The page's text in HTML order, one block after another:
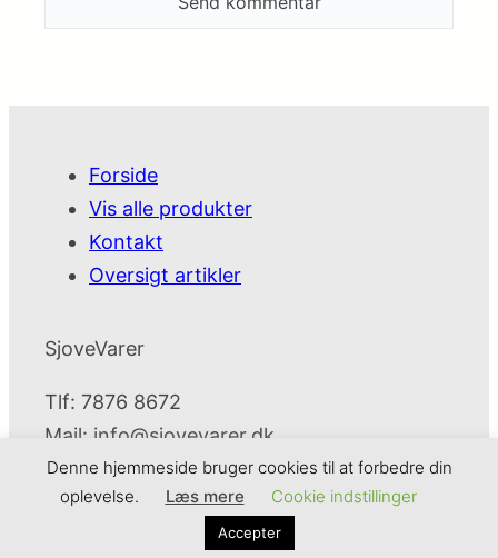
Forside
Vis alle produkter
Kontakt
Oversigt artikler
SjoveVarer
Tlf: 7876 8672
Mail: info@sjovevarer.dk
Cookie- og privatlivspolitik
Denne hjemmeside bruger cookies til at forbedre din
oplevelse.
Læs mere Cookie indstillinger
Accepter